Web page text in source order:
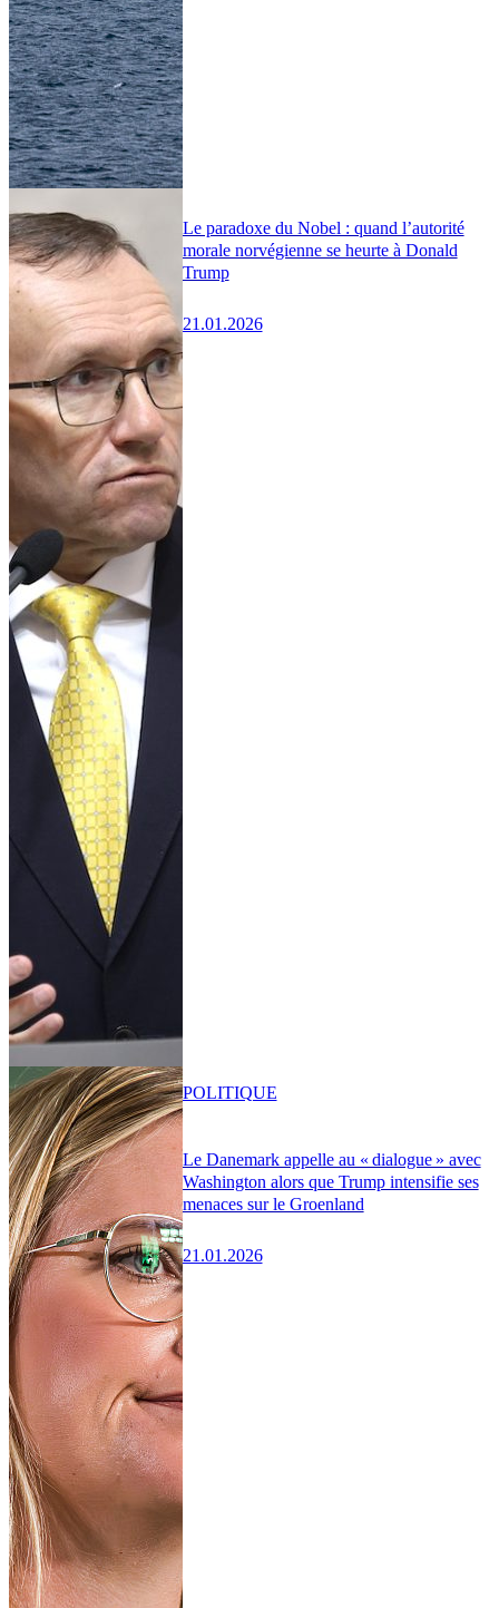
Le paradoxe du Nobel : quand l’autorité
morale norvégienne se heurte à Donald
Trump
21.01.2026
Le Danemark appelle au « dialogue » avec
Washington alors que Trump intensifie ses
menaces sur le Groenland
21.01.2026
POLITIQUE